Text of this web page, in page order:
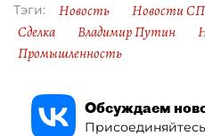
Тэги: Новость Новости
Сделка
Владимир Путин
Промышленность
Обсуждаем